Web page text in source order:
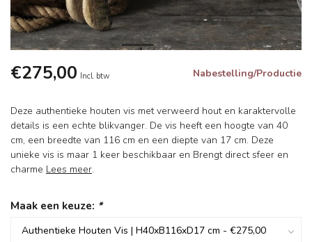
€275,00 Incl. btw Nabestelling/Productie
Deze authentieke houten vis met verweerd hout en karaktervolle
details is een echte blikvanger. De vis heeft een hoogte van 40
cm, een breedte van 116 cm en een diepte van 17 cm. Deze
unieke vis is maar 1 keer beschikbaar en Brengt direct sfeer en
charme Lees meer.
Maak een keuze: *